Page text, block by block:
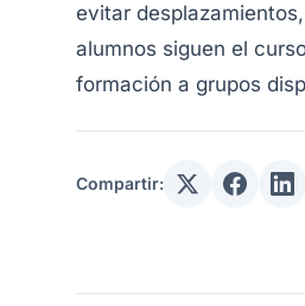
evitar
alumnos siguen el
formación a grupos
Compartir: